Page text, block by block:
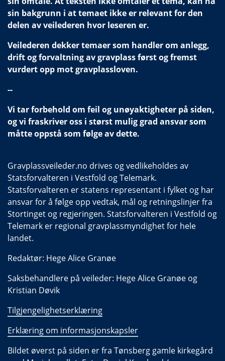
sin bakgrunn i at temaet ikke er relevant for den
delen av veilederen hvor leseren er.
Veilederen dekker temaer som handler om anlegg,
drift og forvaltning av gravplass først og fremst
vurdert opp mot gravplassloven.
--
Vi tar forbehold om feil og unøyaktigheter på siden,
og vi fraskriver oss i størst mulig grad ansvar som
måtte oppstå som følge av dette.
Gravplassveileder.no drives og vedlikeholdes av
Statsforvalteren i Vestfold og Telemark.
Statsforvalteren er statens representant i fylket og har
ansvar for å følge opp vedtak, mål og retningslinjer fra
Stortinget og regjeringen. Statsforvalteren i Vestfold og
Telemark er regional gravplassmyndighet for hele
landet.
Redaktør: Hege Alice Granøe
Saksbehandlere på veileder: Hege Alice Granøe og
Kristian Døvik
Tilgjengelighetserklæring
Erklæring om informasjonskapsler
Bildet øverst på siden er fra Tønsberg gamle kirkegård